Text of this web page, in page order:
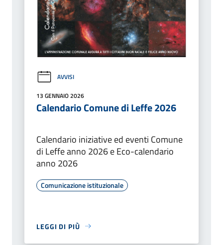
AVVISI
13 GENNAIO 2026
Calendario Comune di Leffe 2026
Calendario iniziative ed eventi Comune
di Leffe anno 2026 e Eco-calendario
anno 2026
Comunicazione istituzionale
LEGGI DI PIÙ